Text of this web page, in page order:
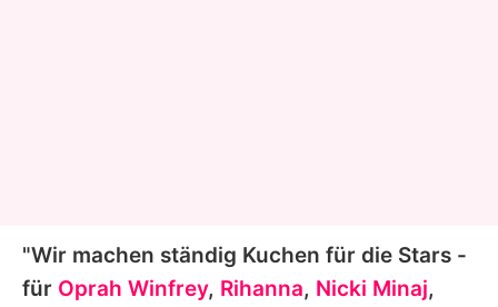
"Wir machen ständig Kuchen für die Stars -
für Oprah Winfrey, Rihanna, Nicki Minaj,